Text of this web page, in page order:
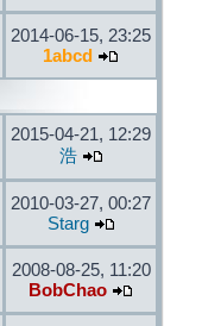
2014-06-15, 23:25
1abcd
2015-04-21, 12:29
浩
2010-03-27, 00:27
Starg
2008-08-25, 11:20
BobChao